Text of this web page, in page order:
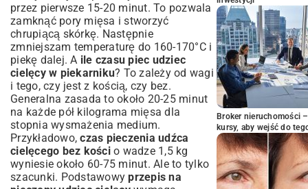
przez pierwsze 15-20 minut. To pozwala
zamknąć pory mięsa i stworzyć
chrupiącą skórkę. Następnie
zmniejszam temperaturę do 160-170°C i
piekę dalej. A ile czasu piec udziec
cielęcy w piekarniku? To zależy od wagi
i tego, czy jest z kością, czy bez.
Generalna zasada to około 20-25 minut
na każde pół kilograma mięsa dla
stopnia wysmażenia medium.
Przykładowo,czas pieczenia udźca
cielęcego bez kościo wadze 1,5 kg
wyniesie około 60-75 minut. Ale to tylko
szacunki. Podstawowyprzepis na
Broker nieruchomości
kursy, aby wejść do